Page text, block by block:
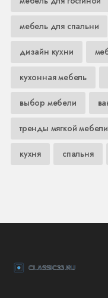
мебель для спальни
дизайн кухни
кухонная мебель
выбор мебели
тренды мягкой мебели
кухня спальня